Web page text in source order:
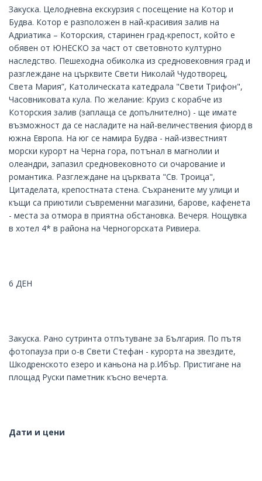
Закуска. Целодневна екскурзия с посещение на Котор и
Будва. Котор е разположен в най-красивия залив на
Адриатика – Которския, старинен град-крепост, който е
обявен от ЮНЕСКО за част от световното културно
наследство. Пешеходна обиколка из средновековния град и
разглеждане на църквите Свети Николай Чудотворец,
Света Мария”, Католическата катедрала "Свети Трифон",
Часовниковата кула. По желание: Круиз с корабче из
Которския залив (заплаща се допълнително) - ще имате
възможност да се насладите на най-величествения фиорд в
южна Европа. На юг се намира Будва - най-известният
морски курорт на Черна гора, потънал в магнолии и
олеандри, запазил средновековното си очарование и
романтика. Разглеждане на църквата "Св. Троица",
Цитаделата, крепостната стена. Съхранените му улици и
къщи са приютили съвременни магазини, барове, кафенета
- места за отмора в приятна обстановка. Вечеря. Нощувка
в хотел 4* в района на Черногорската Ривиера.
6 ДЕН
Закуска. Рано сутринта отпътуване за България. По пътя
фотопауза при о-в Свети Стефан - курорта на звездите,
Шкодренското езеро и каньона на р.Ибър. Пристигане на
площад Руски паметник късно вечерта.
Дати и цени